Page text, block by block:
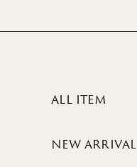
ALL ITEM
NEW ARRIVAL